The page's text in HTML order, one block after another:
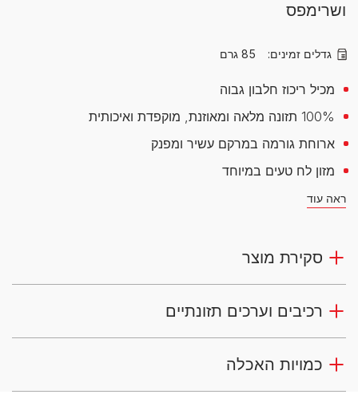
ושרימפס
גדלים זמינים: 85 גרם
מכיל ריכוז חלבון גבוה
100% תזונה מלאה ומאוזנת, מוקפדת ואיכותית
ארוחת גורמה במרקם עשיר ומפנק
מזון לח טעים במיוחד
ראה עוד
סקירת מוצר
רכיבים וערכים תזונתיים
כמויות האכלה